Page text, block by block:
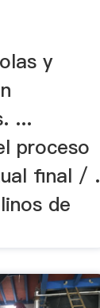
y
...
proceso
final / .
de